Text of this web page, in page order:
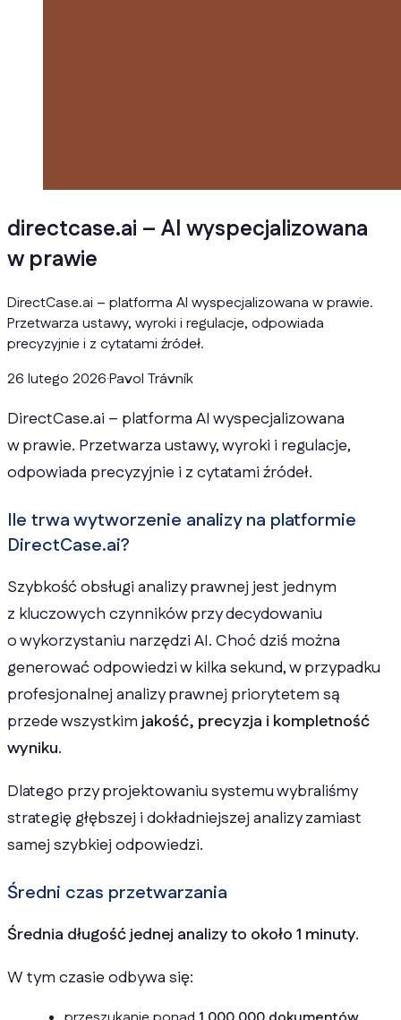
directcase.ai – AI wyspecjalizowana
w prawie
DirectCase.ai – platforma AI wyspecjalizowana w prawie.
Przetwarza ustawy, wyroki i regulacje, odpowiada
precyzyjnie i z cytatami źródeł.
26 lutego 2026·Pavol Trávník
DirectCase.ai – platforma AI wyspecjalizowana
w prawie. Przetwarza ustawy, wyroki i regulacje,
odpowiada precyzyjnie i z cytatami źródeł.
Ile trwa wytworzenie analizy na platformie
DirectCase.ai?
Szybkość obsługi analizy prawnej jest jednym
z kluczowych czynników przy decydowaniu
o wykorzystaniu narzędzi AI. Choć dziś można
generować odpowiedzi w kilka sekund, w przypadku
profesjonalnej analizy prawnej priorytetem są
przede wszystkimjakość, precyzja i kompletność
wyniku.
Dlatego przy projektowaniu systemu wybraliśmy
strategię głębszej i dokładniejszej analizy zamiast
samej szybkiej odpowiedzi.
Średni czas przetwarzania
Średnia długość jednej analizy to około 1 minuty.
W tym czasie odbywa się: